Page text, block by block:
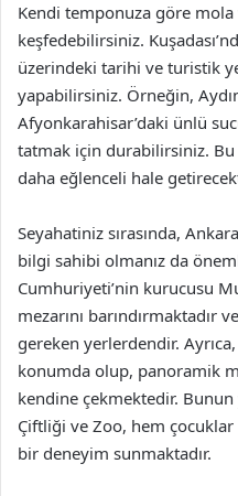
Kendi temponuza göre
keşfedebilirsiniz.
üzerindeki tarihi ve turistik
yapabilirsiniz. Örneğin,
Afyonkarahisar’daki ünlü
tatmak için durabilirsiniz.
daha eğlenceli hale
Seyahatiniz sırasında,
bilgi sahibi olmanız da
Cumhuriyeti’nin kurucusu
mezarını barındırmaktadır
gereken yerlerdendir.
konumda olup, panoramik
kendine çekmektedir. Bunun
Çiftliği ve Zoo, hem
bir deneyim sunmaktadır.